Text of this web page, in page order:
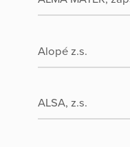
Alopé z.s.
ALSA, z.s.